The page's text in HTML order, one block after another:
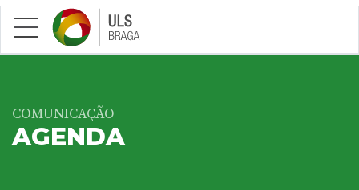
Saltar para conteúdo principal
COMUNICAÇÃO
AGENDA